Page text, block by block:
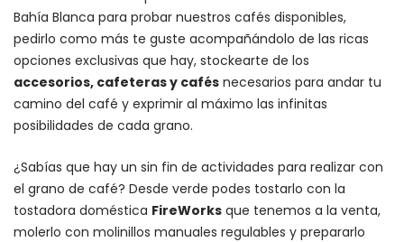
Bahía Blanca para probar nuestros cafés disponibles,
pedirlo como más te guste acompañándolo de las ricas
opciones exclusivas que hay, stockearte de los
accesorios, cafeteras y cafés necesarios para andar tu
camino del café y exprimir al máximo las infinitas
posibilidades de cada grano.
¿Sabías que hay un sin fin de actividades para realizar con
el grano de café? Desde verde podes tostarlo con la
tostadora doméstica FireWorks que tenemos a la venta,
molerlo con molinillos manuales regulables y prepararlo